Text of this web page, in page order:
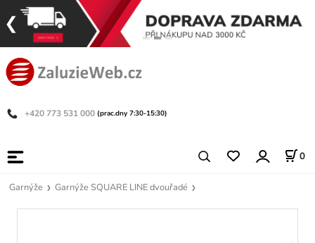
+420 773 531 000 (prac.dny 7:30-15:30)
0
Garnýže Garnýže SQUARE LINE dvouřadé